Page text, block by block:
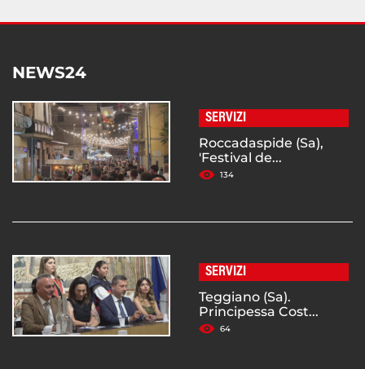
NEWS24
SERVIZI
Roccadaspide (Sa),
'Festival de...
134
SERVIZI
Teggiano (Sa).
Principessa Cost...
64